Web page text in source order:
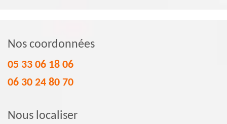
Nos coordonnées
05 33 06 18 06
06 30 24 80 70
Nous localiser